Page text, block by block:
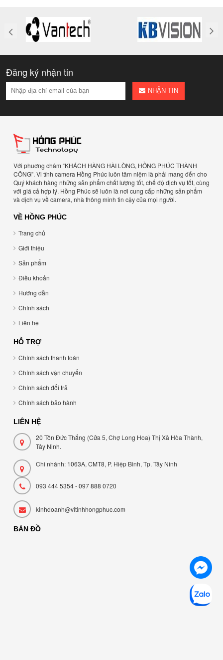
Đăng ký nhận tin
NHẬN TIN
Với phuơng châm “KHÁCH HÀNG HÀI LÒNG, HỒNG PHÚC THÀNH
CÔNG”. Vi tính camera Hồng Phúc luôn tâm niệm là phải mang đến cho
Quý khách hàng những sản phẩm chất lượng tốt, chế độ dịch vụ tốt, cùng
với giá cả hợp lý. Hồng Phúc sẽ luôn là nơi cung cấp những sản phẩm
và dịch vụ về camera, nhà thông minh tin cậy của mọi người.
VỀ HỒNG PHÚC
Trang chủ
Giới thiệu
Sản phẩm
Điều khoản
Hướng dẫn
Chính sách
Liên hệ
HỖ TRỢ
Chính sách thanh toán
Chính sách vận chuyển
Chính sách đổi trả
Chính sách bảo hành
LIÊN HỆ
20 Tôn Đức Thắng (Cửa 5, Chợ Long Hoa) Thị Xã Hòa Thành,
Tây Ninh.
Chi nhánh: 1063A, CMT8, P. Hiệp Bình, Tp. Tây Ninh
093 444 5354 - 097 888 0720
kinhdoanh@vitinhhongphuc.com
BẢN ĐỒ